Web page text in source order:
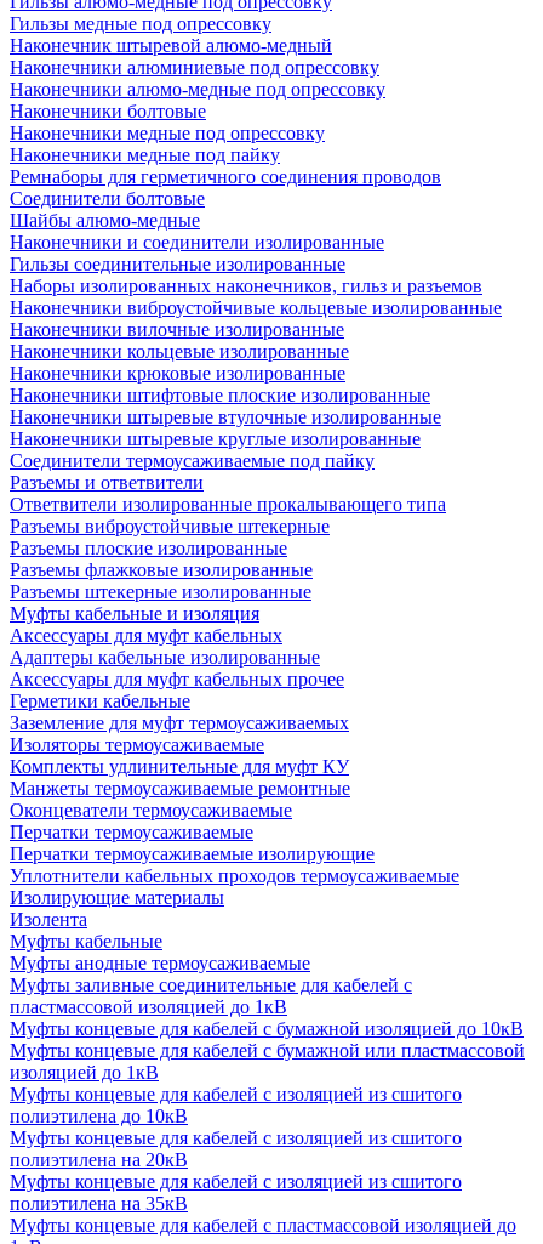
Гильзы медные под опрессовку
Наконечник штыревой алюмо-медный
Наконечники алюминиевые под опрессовку
Наконечники алюмо-медные под опрессовку
Наконечники болтовые
Наконечники медные под опрессовку
Наконечники медные под пайку
Ремнаборы для герметичного соединения проводов
Соединители болтовые
Шайбы алюмо-медные
Наконечники и соединители изолированные
Гильзы соединительные изолированные
Наборы изолированных наконечников, гильз и разъемов
Наконечники виброустойчивые кольцевые изолированные
Наконечники вилочные изолированные
Наконечники кольцевые изолированные
Наконечники крюковые изолированные
Наконечники штифтовые плоские изолированные
Наконечники штыревые втулочные изолированные
Наконечники штыревые круглые изолированные
Соединители термоусаживаемые под пайку
Разъемы и ответвители
Ответвители изолированные прокалывающего типа
Разъемы виброустойчивые штекерные
Разъемы плоские изолированные
Разъемы флажковые изолированные
Разъемы штекерные изолированные
Муфты кабельные и изоляция
Аксессуары для муфт кабельных
Адаптеры кабельные изолированные
Аксессуары для муфт кабельных прочее
Герметики кабельные
Заземление для муфт термоусаживаемых
Изоляторы термоусаживаемые
Комплекты удлинительные для муфт КУ
Манжеты термоусаживаемые ремонтные
Оконцеватели термоусаживаемые
Перчатки термоусаживаемые
Перчатки термоусаживаемые изолирующие
Уплотнители кабельных проходов термоусаживаемые
Изолирующие материалы
Изолента
Муфты кабельные
Муфты анодные термоусаживаемые
Муфты заливные соединительные для кабелей с
пластмассовой изоляцией до 1кВ
Муфты концевые для кабелей с бумажной изоляцией до 10кВ
Муфты концевые для кабелей с бумажной или пластмассовой
изоляцией до 1кВ
Муфты концевые для кабелей с изоляцией из сшитого
полиэтилена до 10кВ
Муфты концевые для кабелей с изоляцией из сшитого
полиэтилена на 20кВ
Муфты концевые для кабелей с изоляцией из сшитого
полиэтилена на 35кВ
Муфты концевые для кабелей с пластмассовой изоляцией до